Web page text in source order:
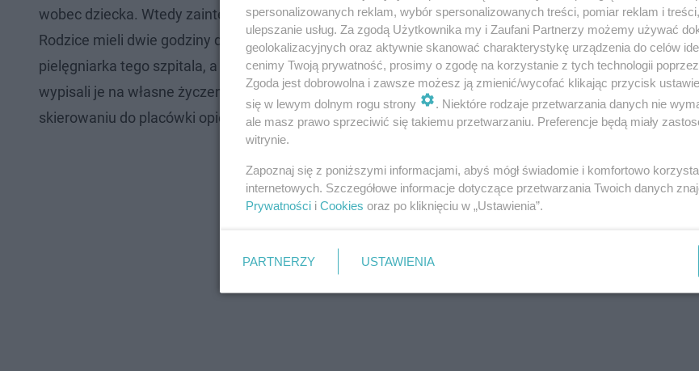
wobec dziecka. Wtedy zainteresowała się nimi opieka społeczna i skierowała na kolejną obserwację
Rodzice mieli dwie godziny dziennie na kontakt z córką - takie ograniczenie czasowe zakwestionowali
pielęgniarka tego szpitala, a dziecko zaczęło wykazywać niepokojące zachowania. To spowodowało,
wypisali je na własne życzenie. Wówczas sąd, na wniosek opieki społecznej, zdecydował o odebraniu
skierowaniu do placówki opiekuńczo–wychowawczej.
spersonalizowanych reklam, wybór spersonalizowanych treści, pomiar reklam i
ulepszanie usług. Za zgodą Użytkownika my i Zaufani Partnerzy możemy używać
geolokalizacyjnych oraz aktywnie skanować charakterystykę urządzenia do celów
cenimy Twoją prywatność, prosimy o zgodę na korzystanie z tych technologii poprzez
Zgoda jest dobrowolna i zawsze możesz ją zmienić/wycofać klikając przycisk
się w lewym dolnym rogu strony
. Niektóre rodzaje przetwarzania danych nie
ale masz prawo sprzeciwić się takiemu przetwarzaniu. Preferencje będą miały
witrynie.
Zapoznaj się z poniższymi informacjami, abyś mógł świadomie i komfortowo
internetowych. Szczegółowe informacje dotyczące przetwarzania Twoich danych
Prywatności i Cookies oraz po kliknięciu w „Ustawienia”.
PARTNERZY USTAWIENIA